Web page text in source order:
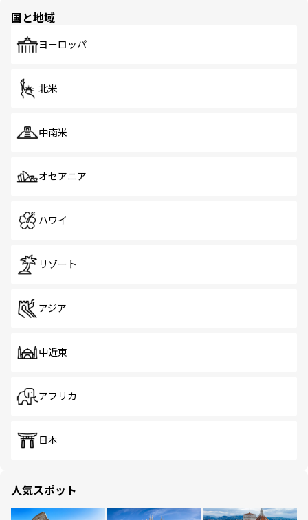
で、ホーカーズは地元の風情を楽しめる外せないスポット
国と地域
ヨーロッパ
北米
中南米
オセアニア
ハワイ
リゾート
アジア
中近東
アフリカ
日本
人気スポット